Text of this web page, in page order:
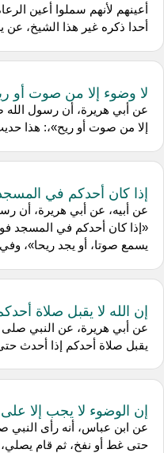
أحدا ذكره غير هذا الشيخ، عن
لا وضوء إلا من صوت أو
عن أبي هريرة، أن رسول الله
إلا من صوت أو ريح»،: هذا
إذا كان أحدكم في
عن أبيه، عن أبي هريرة، أن
«إذا كان أحدكم في المسجد
يسمع صوتا، أو يجد ريحا»،
إن الله لا يقبل صلاة
عن أبي هريرة، عن النبي صلى
يقبل صلاة أحدكم إذا أحدث
إن الوضوء لا يجب إلا
عن ابن عباس، أنه رأى النبي
حتى غط أو نفخ، ثم قام